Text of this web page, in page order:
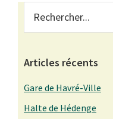
Primary
Sidebar
Articles récents
Gare de Havré-Ville
Halte de Hédenge